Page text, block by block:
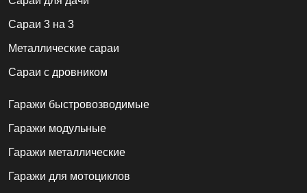
Сараи 3 на 3
Металлические сараи
Сараи с дровником
Гаражи быстровозводимые
Гаражи модульные
Гаражи металлические
Гаражи для мотоциклов